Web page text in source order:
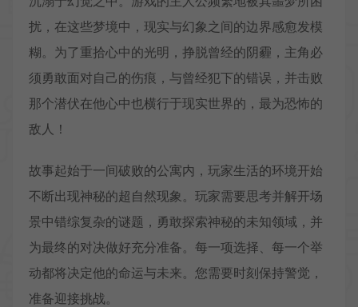
扰，在这些梦境中，现实与幻象之间的边界感愈发模
糊。为了重拾心中的光明，挣脱曾经的阴霾，主角必
须勇敢面对自己的伤痕，与曾经犯下的错误，并击败
那个潜伏在他心中也横行于现实世界的，最为恐怖的
敌人！
故事起始于一间破败的公寓内，玩家生活的环境开始
不断出现神秘的超自然现象。玩家需要思考并解开场
景中错综复杂的谜题，勇敢探索神秘的未知领域，并
为最终的对决做好充分准备。每一项选择、每一个举
动都将决定他的命运与未来。您需要时刻保持警觉，
准备迎接挑战。